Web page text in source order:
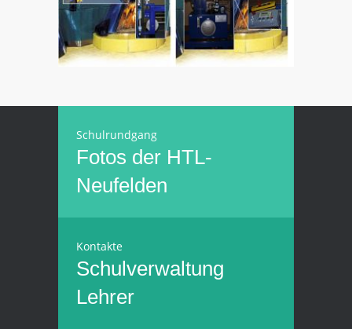
Schulrundgang
Fotos der HTL-
Neufelden
Kontakte
Schulverwaltung
Lehrer